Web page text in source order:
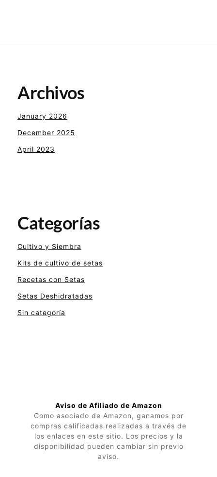
Archivos
January 2026
December 2025
April 2023
Categorías
Cultivo y Siembra
Kits de cultivo de setas
Recetas con Setas
Setas Deshidratadas
Sin categoría
Aviso de Afiliado de Amazon
Como asociado de Amazon, ganamos por
compras calificadas realizadas a través de
los enlaces en este sitio. Los precios y la
disponibilidad pueden cambiar sin previo
aviso.